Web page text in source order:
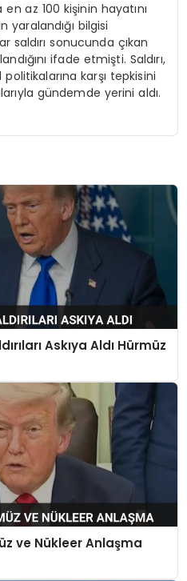
en az 100 kişinin hayatını
bilgisi
saldırı sonucunda çıkan
ifade etmişti. Saldırı,
karşı tepkisini
gündemde yerini aldı.
Askıya Aldı Hürmüz
ve Nükleer Anlaşma